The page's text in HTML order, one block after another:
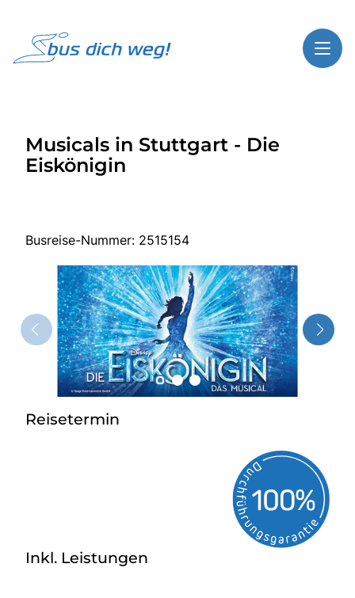
Highlights
Service
Start
Busreisen
Bus mieten
Über Bus dich weg!
Radio
Österreich
Musicals in Stuttgart - Die
Eiskönigin
Busreise-Nummer: 2515154
Reisetermin
Inkl. Leistungen